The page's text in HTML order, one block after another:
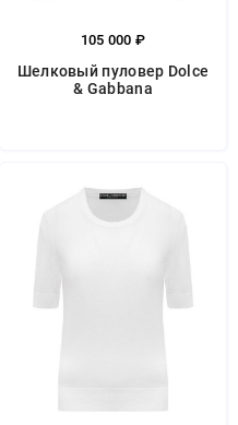
105 000 ₽
Шелковый пуловер Dolce
& Gabbana